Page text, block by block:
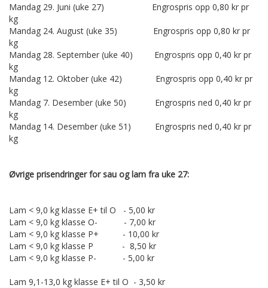
Mandag 29. Juni (uke 27) Engrospris opp 0,80 kr pr
kg
Mandag 24. August (uke 35) Engrospris opp 0,80 kr pr
kg
Mandag 28. September (uke 40) Engrospris opp 0,40 kr pr
kg
Mandag 12. Oktober (uke 42) Engrospris opp 0,40 kr pr
kg
Mandag 7. Desember (uke 50) Engrospris ned 0,40 kr pr
kg
Mandag 14. Desember (uke 51) Engrospris ned 0,40 kr pr
kg
Øvrige prisendringer for sau og lam fra uke 27:
Lam < 9,0 kg klasse E+ til O - 5,00 kr
Lam < 9,0 kg klasse O- - 7,00 kr
Lam < 9,0 kg klasse P+ - 10,00 kr
Lam < 9,0 kg klasse P - 8,50 kr
Lam < 9,0 kg klasse P- - 5,00 kr
Lam 9,1-13,0 kg klasse E+ til O - 3,50 kr